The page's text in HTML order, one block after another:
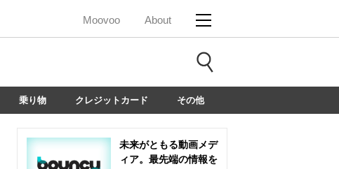
Moovoo About
乗り物 クレジットカード その他
未来がともる動画メデ
ィア。最先端の情報を